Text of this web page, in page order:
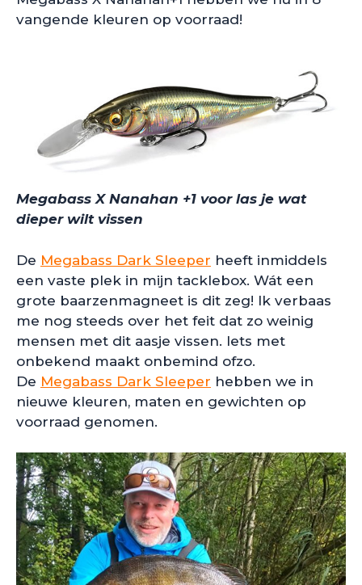
vangende kleuren op voorraad!
Megabass X Nanahan +1 voor las je wat
dieper wilt vissen
De Megabass Dark Sleeper heeft inmiddels
een vaste plek in mijn tacklebox. Wát een
grote baarzenmagneet is dit zeg! Ik verbaas
me nog steeds over het feit dat zo weinig
mensen met dit aasje vissen. Iets met
onbekend maakt onbemind ofzo.
De Megabass Dark Sleeper hebben we in
nieuwe kleuren, maten en gewichten op
voorraad genomen.